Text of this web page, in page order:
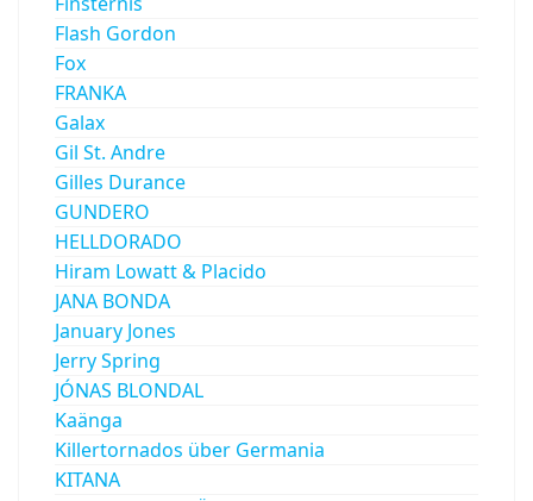
Flash Gordon
Fox
FRANKA
Galax
Gil St. Andre
Gilles Durance
GUNDERO
HELLDORADO
Hiram Lowatt & Placido
JANA BONDA
January Jones
Jerry Spring
JÓNAS BLONDAL
Kaänga
Killertornados über Germania
KITANA